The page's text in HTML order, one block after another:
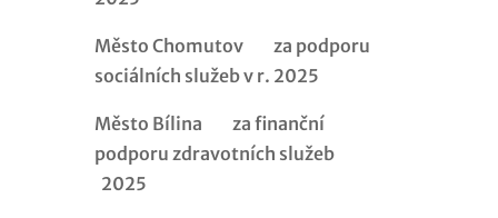
Město Chomutov za podporu
sociálních služeb v r. 2025
Město Bílina za finanční
podporu zdravotních služeb
2025